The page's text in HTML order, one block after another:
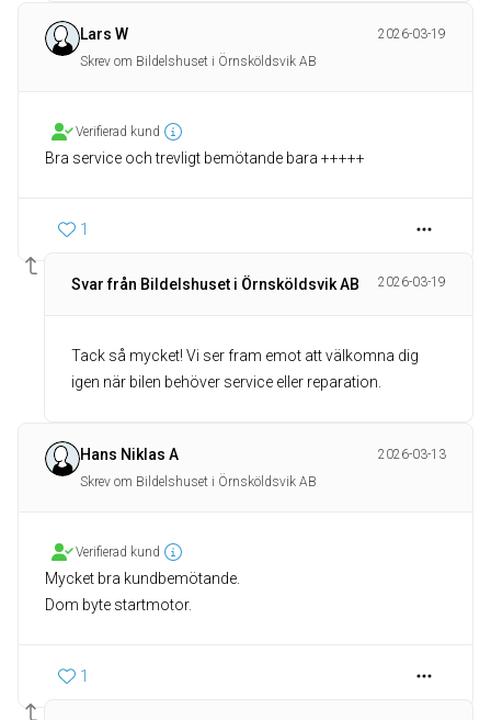
Lars W
2026-03-19
Skrev om Bildelshuset i Örnsköldsvik AB
Verifierad kund
Bra service och trevligt bemötande bara +++++
1
Svar från Bildelshuset i Örnsköldsvik AB 2026-03-19
Tack så mycket! Vi ser fram emot att välkomna dig
igen när bilen behöver service eller reparation.
Hans Niklas A
2026-03-13
Skrev om Bildelshuset i Örnsköldsvik AB
Verifierad kund
Mycket bra kundbemötande.
1